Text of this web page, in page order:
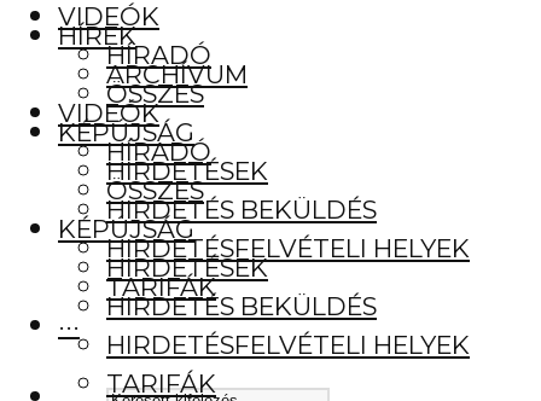
VIDEÓK
HÍRADÓ
ÖSSZES
KÉPÚJSÁG
HIRDETÉSEK
HIRDETÉS BEKÜLDÉS
HIRDETÉSFELVÉTELI HELYEK
TARIFÁK
···
HÍREK
ARCHÍVUM
VIDEÓK
HÍRADÓ
ÖSSZES
KÉPÚJSÁG
HIRDETÉSEK
HIRDETÉS BEKÜLDÉS
HIRDETÉSFELVÉTELI HELYEK
TARIFÁK